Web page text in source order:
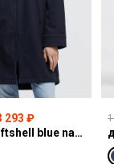
293 ₽
пальто softshell blue navy